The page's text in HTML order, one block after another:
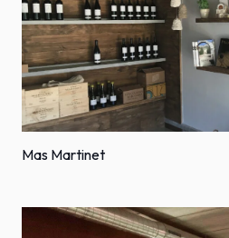
Mas Martinet